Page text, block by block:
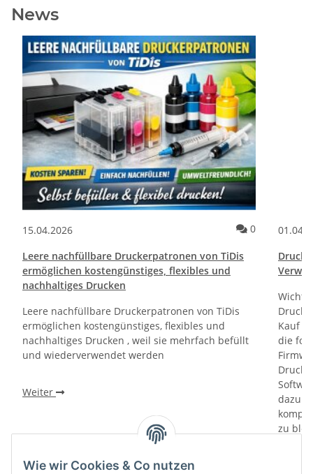
News
15.04.2026 Kommentare
0
Leere nachfüllbare Druckerpatronen von TiDis
ermöglichen kostengünstiges, flexibles und
nachhaltiges Drucken
Leere nachfüllbare Druckerpatronen von TiDis
ermöglichen kostengünstiges, flexibles und
nachhaltiges Drucken , weil sie mehrfach befüllt
und wiederverwendet werden
Weiter
Kauf
die
dazu
zu
Wie wir Cookies & Co nutzen